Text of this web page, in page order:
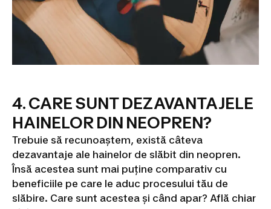
4. CARE SUNT DEZAVANTAJELE
HAINELOR DIN NEOPREN?
Trebuie să recunoaștem, există câteva
dezavantaje ale hainelor de slăbit din neopren.
Însă acestea sunt mai puține comparativ cu
beneficiile pe care le aduc procesului tău de
slăbire. Care sunt acestea și când apar? Află chiar